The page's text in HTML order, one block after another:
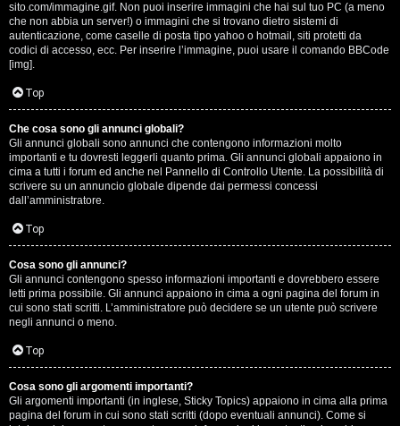
sito.com/immagine.gif. Non puoi inserire immagini che hai sul tuo PC (a meno
che non abbia un server!) o immagini che si trovano dietro sistemi di
autenticazione, come caselle di posta tipo yahoo o hotmail, siti protetti da
codici di accesso, ecc. Per inserire l’immagine, puoi usare il comando BBCode
[img].
Top
Che cosa sono gli annunci globali?
Gli annunci globali sono annunci che contengono informazioni molto
importanti e tu dovresti leggerli quanto prima. Gli annunci globali appaiono in
cima a tutti i forum ed anche nel Pannello di Controllo Utente. La possibilità di
scrivere su un annuncio globale dipende dai permessi concessi
dall’amministratore.
Top
Cosa sono gli annunci?
Gli annunci contengono spesso informazioni importanti e dovrebbero essere
letti prima possibile. Gli annunci appaiono in cima a ogni pagina del forum in
cui sono stati scritti. L’amministratore può decidere se un utente può scrivere
negli annunci o meno.
Top
Cosa sono gli argomenti importanti?
Gli argomenti importanti (in inglese, Sticky Topics) appaiono in cima alla prima
pagina del forum in cui sono stati scritti (dopo eventuali annunci). Come si
C
o
s
a
c
i
p
i
a
c
e
e
c
o